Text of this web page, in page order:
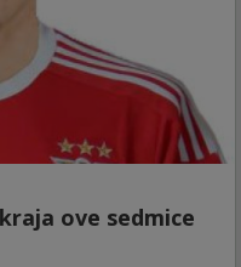
ove sedmice